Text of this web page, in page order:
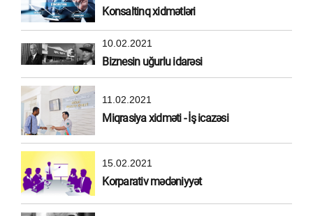
Konsaltinq xidmətləri
10.02.2021
Biznesin uğurlu idarəsi
11.02.2021
Miqrasiya xidməti - İş icazəsi
15.02.2021
Korparativ mədəniyyət